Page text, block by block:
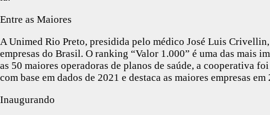
Entre as Maiores
A Unimed Rio Preto, presidida pelo médico José Luis
empresas do Brasil. O ranking “Valor 1.000” é uma das mais
as 50 maiores operadoras de planos de saúde, a cooperativa
com base em dados de 2021 e destaca as maiores empresas
Inaugurando